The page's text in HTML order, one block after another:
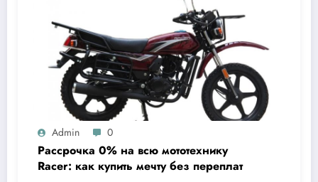
Admin 0
Рассрочка 0% на всю мототехнику
Racer: как купить мечту без переплат